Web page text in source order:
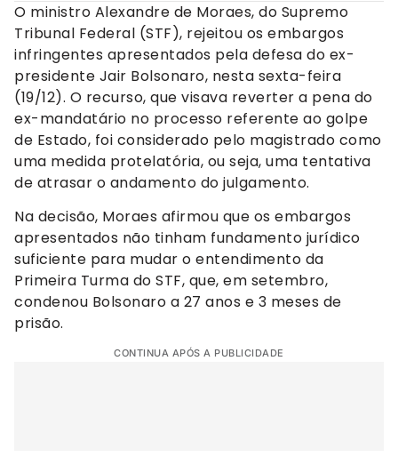
O ministro Alexandre de Moraes, do Supremo
Tribunal Federal (STF), rejeitou os embargos
infringentes apresentados pela defesa do ex-
presidente Jair Bolsonaro, nesta sexta-feira
(19/12). O recurso, que visava reverter a pena do
ex-mandatário no processo referente ao golpe
de Estado, foi considerado pelo magistrado como
uma medida protelatória, ou seja, uma tentativa
de atrasar o andamento do julgamento.
Na decisão, Moraes afirmou que os embargos
apresentados não tinham fundamento jurídico
suficiente para mudar o entendimento da
Primeira Turma do STF, que, em setembro,
condenou Bolsonaro a 27 anos e 3 meses de
prisão.
CONTINUA APÓS A PUBLICIDADE